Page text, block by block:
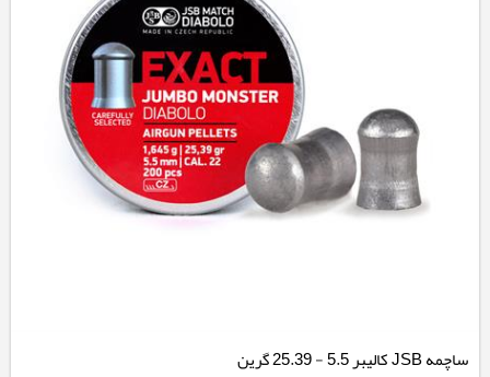
ساچمه JSB کالیبر 5.5 - 25.39 گرین